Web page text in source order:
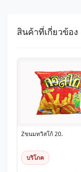
สินค้าที่เกี่ยวข้อง
Zขนมทวิสโก้ 20.
บริโภค